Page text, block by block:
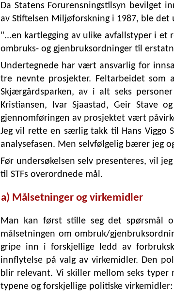
Da Statens Forurensningstilsyn bevilget
av Stiftelsen Miljøforskning i 1987, ble
"...en kartlegging av ulike avfallstyper i
ombruks- og gjenbruksordninger til
Undertegnede har vært ansvarlig for
tre nevnte prosjekter. Feltarbeidet
Skjærgårdsparken, av i alt seks
Kristiansen, Ivar Sjaastad, Geir Stave
gjennomføringen av prosjektet vært
Jeg vil rette en særlig takk til Hans Viggo
analysefasen. Men selvfølgelig bærer jeg
Før undersøkelsen selv presenteres, vil
til STFs overordnede mål.
a) Målsetninger og virkemidler
Man kan først stille seg det spørsmål
målsetningen om ombruk/
gripe inn i forskjellige ledd av
innflytelse på valg av virkemidler. Den
blir relevant. Vi skiller mellom seks
typene og forskjellige politiske virkemidler: